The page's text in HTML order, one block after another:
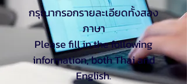
กรุณากรอกรายละเอียดทั้งสอง
ภาษา
Please fill in the following
information, both Thai and
English.